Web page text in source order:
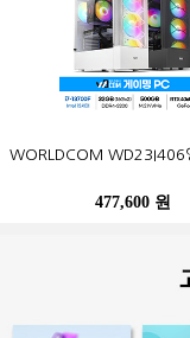
WORLDCOM WD23I406
477,600 원
120W nonVESA M.2 대
588,600 원
삼성전자 오디세이 G5
369,000 원
삼성전자 2019 노트북9
NT930XBE-K58 (
1,580,500 원
삼성전자 잉크젯 플러스S
SL-T1670 (무한잉
179,000 원